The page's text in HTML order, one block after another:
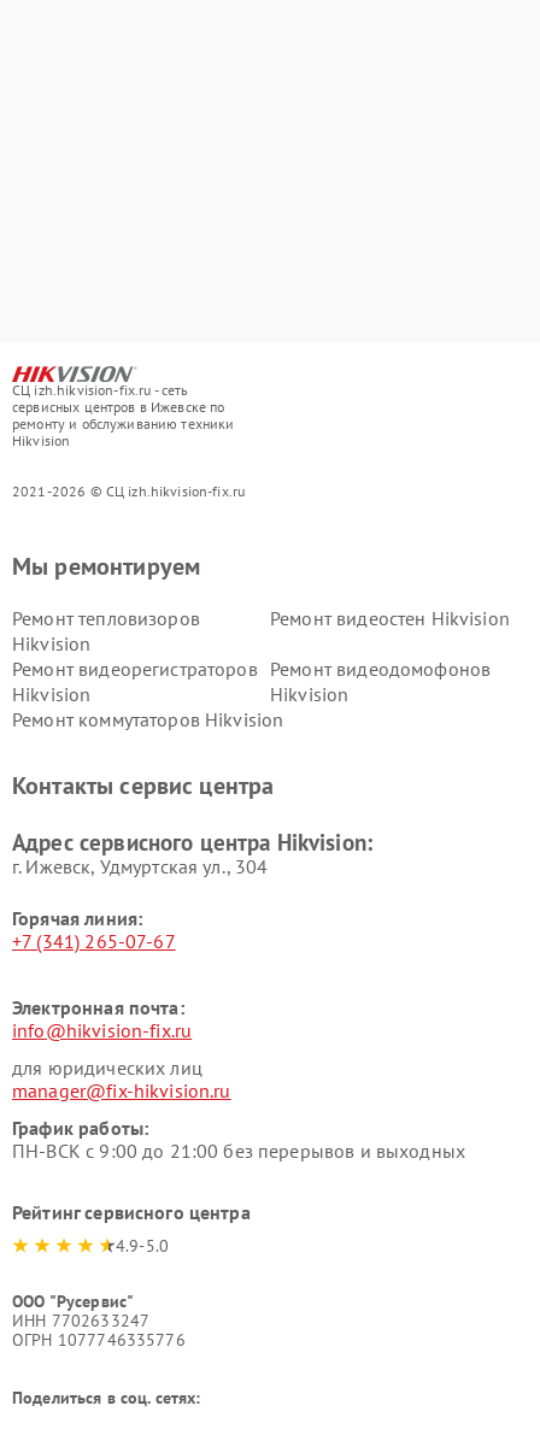
СЦ izh.hikvision-fix.ru - сеть
сервисных центров в Ижевске по
ремонту и обслуживанию техники
Hikvision
2021-2026 © СЦ izh.hikvision-fix.ru
Мы ремонтируем
Ремонт тепловизоров
Hikvision
Ремонт видеостен Hikvision
Ремонт видеорегистраторов
Hikvision
Ремонт видеодомофонов
Hikvision
Ремонт коммутаторов Hikvision
Контакты сервис центра
Адрес сервисного центра Hikvision:
г. Ижевск, Удмуртская ул., 304
Горячая линия:
+7 (341) 265-07-67
Электронная почта:
info@hikvision-fix.ru
для юридических лиц
manager@fix-hikvision.ru
График работы:
ПН-ВСК с 9:00 до 21:00 без перерывов и выходных
Рейтинг сервисного центра
4.9-5.0
ООО "Русервис"
ИНН 7702633247
ОГРН 1077746335776
Поделиться в соц. сетях: